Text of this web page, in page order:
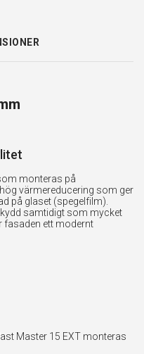
monteras på
värmereducering som ger
på glaset (spegelfilm).
samtidigt som mycket
fasaden ett modernt
Master 15 EXT monteras